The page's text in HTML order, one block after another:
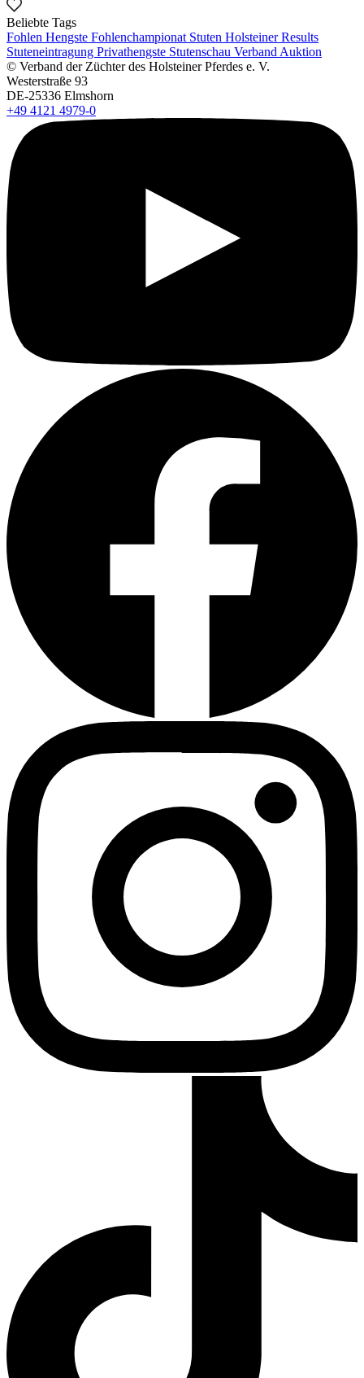
Beliebte Tags
Fohlen Hengste Fohlenchampionat Stuten Holsteiner Results
Stuteneintragung Privathengste Stutenschau Verband Auktion
© Verband der Züchter des Holsteiner Pferdes e. V.
Westerstraße 93
DE-25336 Elmshorn
+49 4121 4979-0